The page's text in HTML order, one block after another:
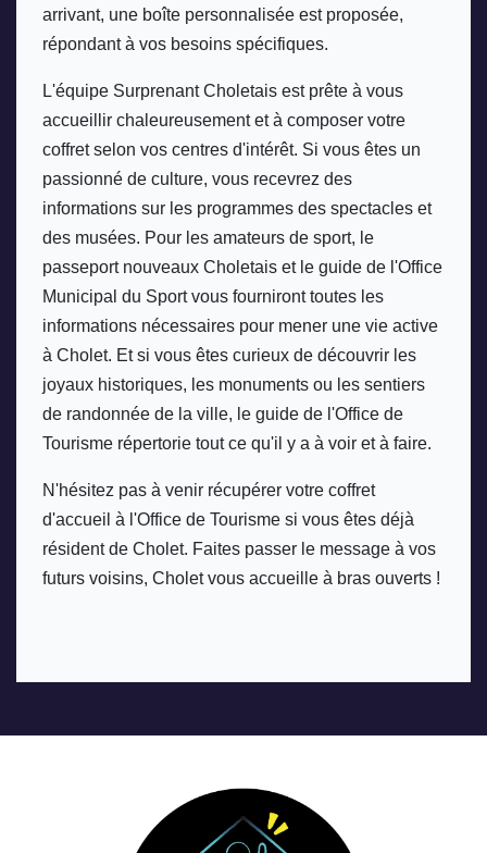
arrivant, une boîte personnalisée est proposée,
répondant à vos besoins spécifiques.
L'équipe Surprenant Choletais est prête à vous
accueillir chaleureusement et à composer votre
coffret selon vos centres d'intérêt. Si vous êtes un
passionné de culture, vous recevrez des
informations sur les programmes des spectacles et
des musées. Pour les amateurs de sport, le
passeport nouveaux Choletais et le guide de l'Office
Municipal du Sport vous fourniront toutes les
informations nécessaires pour mener une vie active
à Cholet. Et si vous êtes curieux de découvrir les
joyaux historiques, les monuments ou les sentiers
de randonnée de la ville, le guide de l'Office de
Tourisme répertorie tout ce qu'il y a à voir et à faire.
N'hésitez pas à venir récupérer votre coffret
d'accueil à l'Office de Tourisme si vous êtes déjà
résident de Cholet. Faites passer le message à vos
futurs voisins, Cholet vous accueille à bras ouverts !